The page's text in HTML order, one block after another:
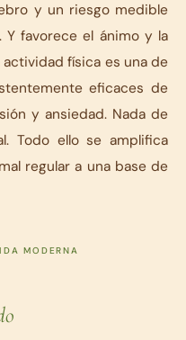
y un riesgo medible
favorece el ánimo y la
física es una de
eficaces de
y ansiedad. Nada de
Todo ello se amplifica
regular a una base de
MODERNA